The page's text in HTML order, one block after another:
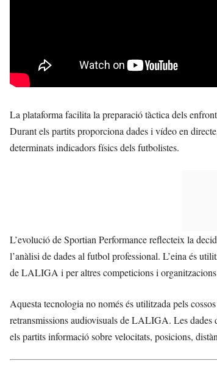
La plataforma facilita la preparació tàctica dels
Durant els partits proporciona dades i vídeo en
determinats indicadors físics dels futbolistes.
L’evolució de Sportian Performance reflecteix la
l’anàlisi de dades al futbol professional. L’eina és
de LALIGA i per altres competicions i
Aquesta tecnologia no només és utilitzada pels
retransmissions audiovisuals de LALIGA. Les dades
els partits informació sobre velocitats, posicions,